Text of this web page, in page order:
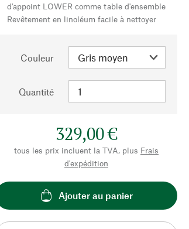
d'appoint LOWER comme table d'ensemble
Revêtement en linoléum facile à nettoyer
Couleur
Quantité
329,00 €
tous les prix incluent la TVA, plus Frais
d'expédition
Ajouter au panier